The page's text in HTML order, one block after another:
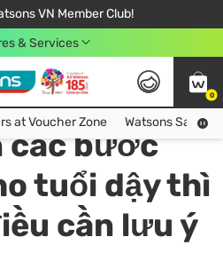
VN Member Club!
Order From 249,000Đ
in Hồ Chí Minh City
& Services
0
Collect more hot vouchers at Voucher Zone
at Voucher Zone Watsons Safety
các bước
tuổi dậy thì
cần lưu ý